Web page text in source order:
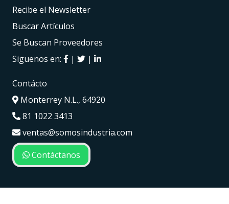
Recibe el Newsletter
Buscar Artículos
Se Buscan Proveedores
Siguenos en:
| |
Contácto
Monterrey N.L., 64920
81 1022 3413
ventas@somosindustria.com
Contáctanos